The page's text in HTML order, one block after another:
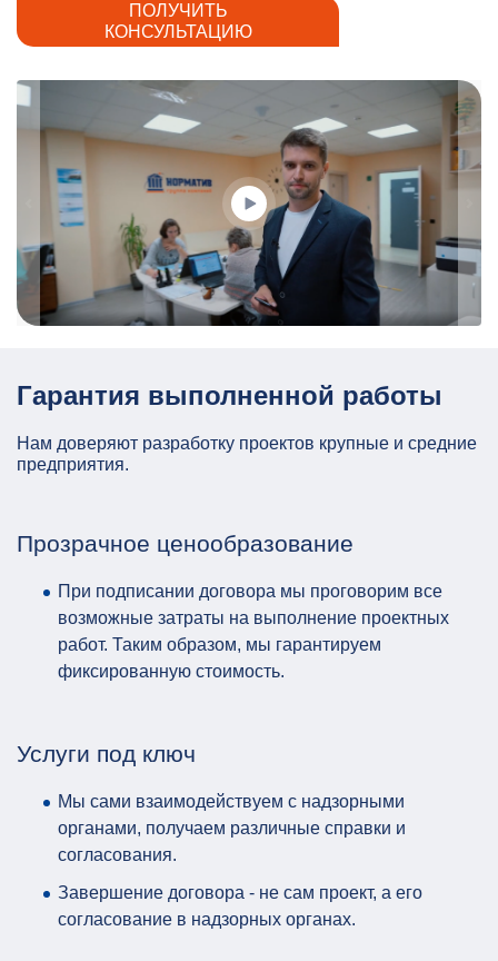
ПОЛУЧИТЬ
КОНСУЛЬТАЦИЮ
Гарантия выполненной работы
Нам доверяют разработку проектов крупные и средние
предприятия.
Прозрачное ценообразование
При подписании договора мы проговорим все
возможные затраты на выполнение проектных
работ. Таким образом, мы гарантируем
фиксированную стоимость.
Услуги под ключ
Мы сами взаимодействуем с надзорными
органами, получаем различные справки и
согласования.
Завершение договора - не сам проект, а его
согласование в надзорных органах.